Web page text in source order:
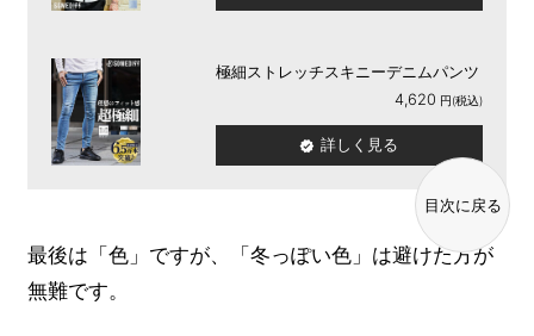
目次に戻る
極細ストレッチスキニーデニムパンツ
4,620
詳しく見る
最後は「色」ですが、「冬っぽい色」は避けた方が
無難です。